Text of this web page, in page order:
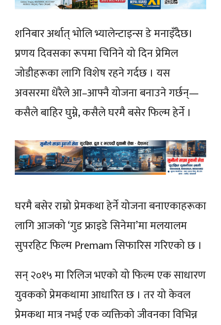
शनिबार अर्थात् भोलि भ्यालेन्टाइन्स डे मनाइँदैछ।
प्रणय दिवसका रूपमा चिनिने यो दिन प्रेमिल
जोडीहरूका लागि विशेष रहने गर्दछ । यस
अवसरमा धेरैले आ–आफ्नै योजना बनाउने गर्छन्—
कसैले बाहिर घुम्ने, कसैले घरमै बसेर फिल्म हेर्ने ।
घरमै बसेर राम्रो प्रेमकथा हेर्ने योजना बनाएकाहरूका
लागि आजको ‘गुड फ्राइडे सिनेमा’मा मलयालम
सुपरहिट फिल्म Premam सिफारिस गरिएको छ ।
सन् २०१५ मा रिलिज भएको यो फिल्म एक साधारण
युवकको प्रेमकथामा आधारित छ । तर यो केवल
प्रेमकथा मात्र नभई एक व्यक्तिको जीवनका विभिन्न